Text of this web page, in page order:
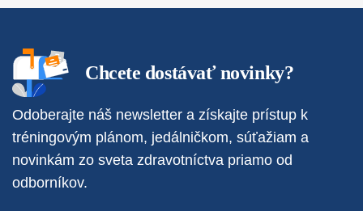
Chcete dostávať novinky?
Odoberajte náš newsletter a získajte prístup k
tréningovým plánom, jedálničkom, súťažiam a
novinkám zo sveta zdravotníctva priamo od
odborníkov.